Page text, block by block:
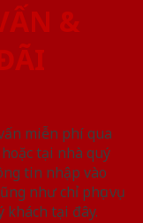
&
miễn phí qua
tại nhà quý
tin nhập vào
như chỉ phục vụ
khách tại đây.